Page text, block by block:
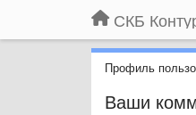
СКБ
Профиль
Ваши